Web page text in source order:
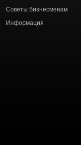
Советы бизнесменам
Информация